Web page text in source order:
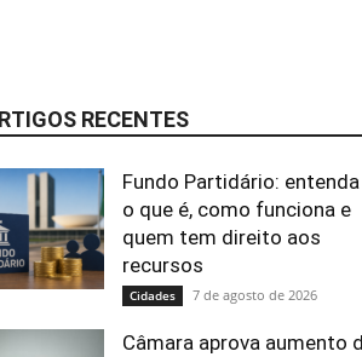
RECENTES
Fundo Partidário: entenda
o que é, como funciona e
quem tem direito aos
recursos
Cidades 7 de agosto de 2026
Câmara aprova aumento